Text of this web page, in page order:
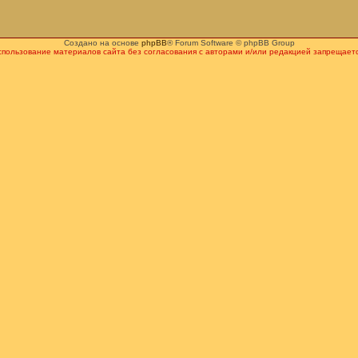
Создано на основе phpBB® Forum Software © phpBB Group
материалов сайта без согласования с авторами и/или редакцией